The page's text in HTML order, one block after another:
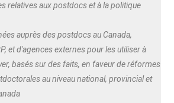
relatives aux postdocs et à la politique
auprès des postdocs au Canada,
et d'agences externes pour les utiliser à
basés sur des faits, en faveur de réformes
au niveau national, provincial et